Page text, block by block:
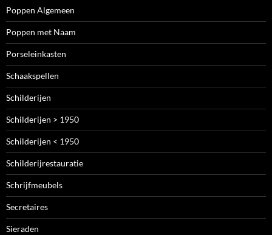
Poppen Algemeen
Poppen met Naam
Porseleinkasten
Schaakspellen
Schilderijen
Schilderijen > 1950
Schilderijen < 1950
Schilderijrestauratie
Schrijfmeubels
Secretaires
Sieraden